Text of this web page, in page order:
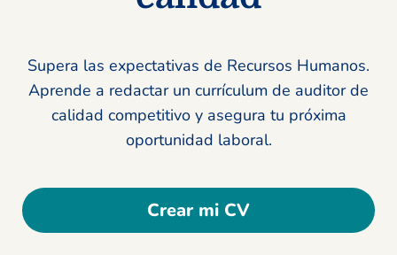
Supera las expectativas de Recursos Humanos.
Aprende a redactar un currículum de auditor de
calidad competitivo y asegura tu próxima
oportunidad laboral.
Crear mi CV